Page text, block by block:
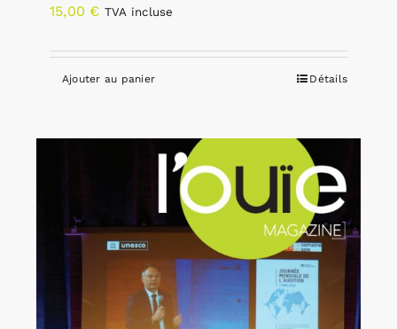
15,00 € TVA incluse
Ajouter au panier Détails